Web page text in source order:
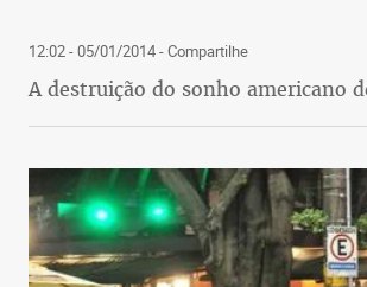
12:02 - 05/01/2014- Compartilhe
A destruição do sonho americano